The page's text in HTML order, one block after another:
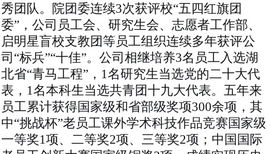
秀团队。院团委连续3次获评校“五四红旗团
委”，公司员工会、研究生会、志愿者工作部、
启明星盲校支教团等员工组织连续多年获评公
司“标兵”“十佳”。公司相继培养3名员工入选湖
北省“青马工程”，1名研究生当选党的二十大代
表，1名本科生当选共青团十九大代表。五年来
员工累计获得国家级和省部级奖项300余项，其
中“挑战杯”老员工课外学术科技作品竞赛国家级
一等奖1项、二等奖2项、三等奖2项；中国国际